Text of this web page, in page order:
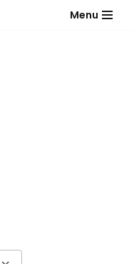
Menu